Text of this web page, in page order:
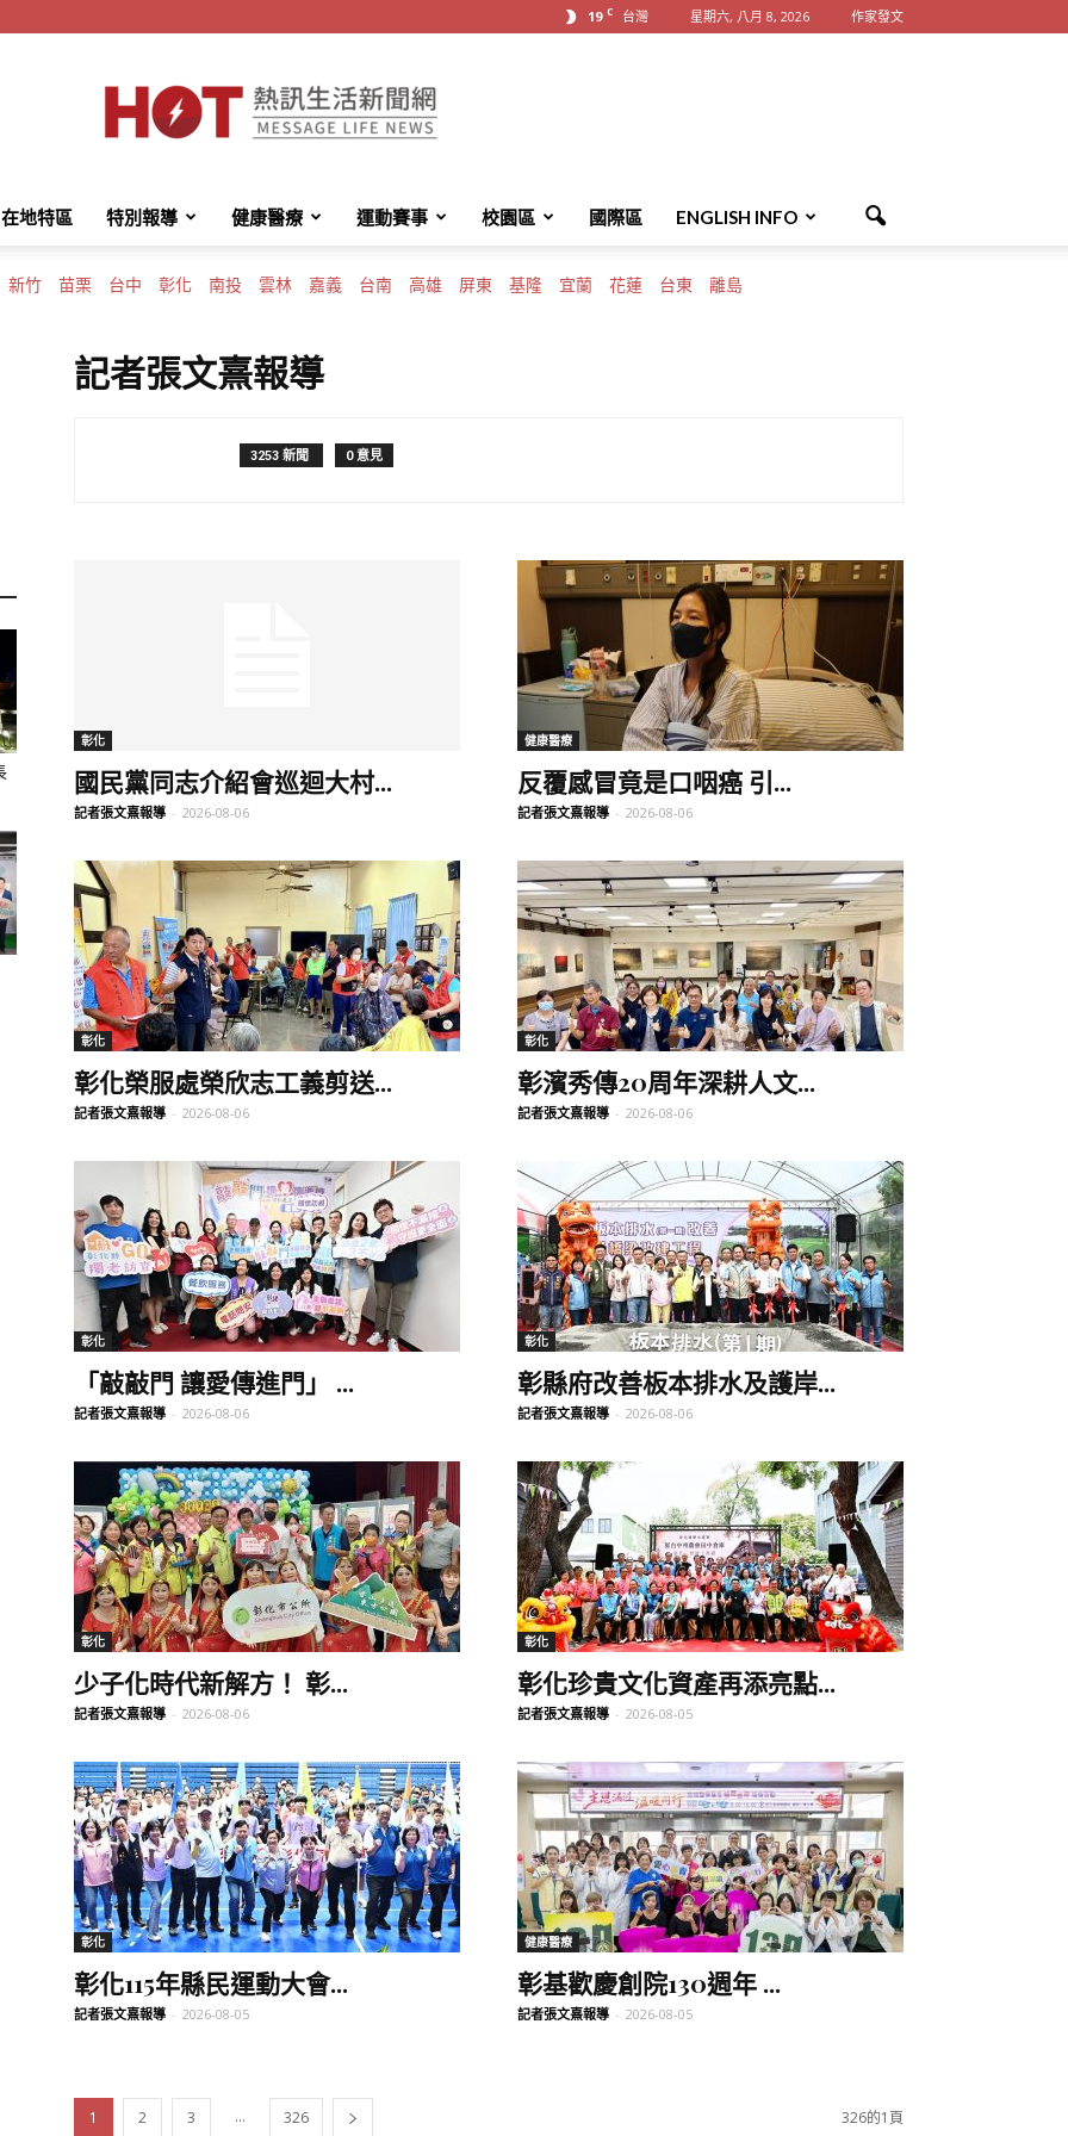
19 C 台灣 星期六, 八月 8, 2026 作家發文
HotMessage
熱
新
網
在地特區 特別報導 健康醫療 運動賽事 校園區 國際區 ENGLISH INFO
新竹 苗栗 台中 彰化 南投 雲林 嘉義 台南 高雄 屏東 基隆 宜蘭 花蓮 台東 離島
記者張文熹報導
3253 新聞 0 意見
彰化
國民黨同志介紹會巡迴大村...
記者張文熹報導 - 2026-08-06
健康醫療
反覆感冒竟是口咽癌 引...
記者張文熹報導 - 2026-08-06
彰化
彰化榮服處榮欣志工義剪送...
記者張文熹報導 - 2026-08-06
彰化
彰濱秀傳20周年深耕人文...
記者張文熹報導 - 2026-08-06
彰化
「敲敲門 讓愛傳進門」 ...
記者張文熹報導 - 2026-08-06
彰化
彰縣府改善板本排水及護岸...
記者張文熹報導 - 2026-08-06
彰化
少子化時代新解方！ 彰...
記者張文熹報導 - 2026-08-06
彰化
彰化珍貴文化資產再添亮點...
記者張文熹報導 - 2026-08-05
彰化
彰化115年縣民運動大會...
記者張文熹報導 - 2026-08-05
健康醫療
彰基歡慶創院130週年 ...
記者張文熹報導 - 2026-08-05
1 2 3 ... 326 326的1頁